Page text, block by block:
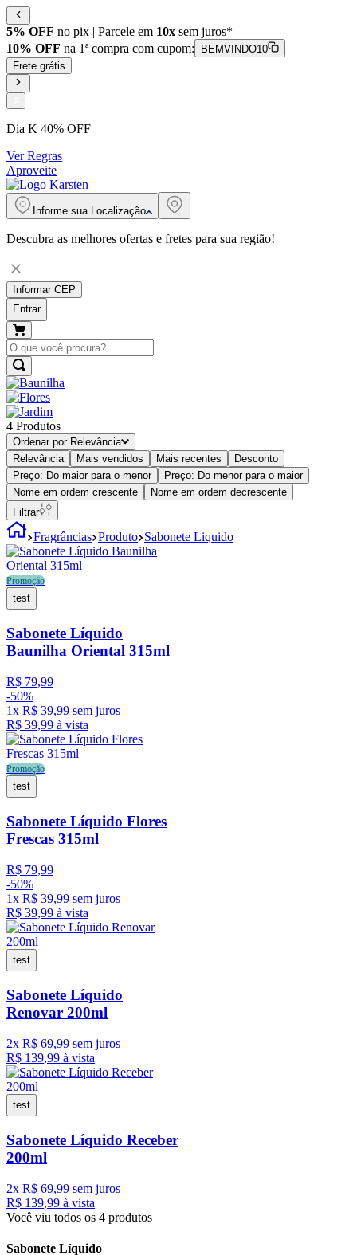
5% OFF no pix | Parcele em 10x sem juros*
10% OFF na 1ª compra com cupom:
BEMVINDO10
Frete grátis
Dia K 40% OFF
Ver Regras
Aproveite
Informe sua Localização
Descubra as melhores ofertas e fretes para sua região!
Informar CEP
Entrar
4 Produtos
Ordenar por Relevância
Relevância
Mais vendidos Mais recentes
Desconto
Preço: Do maior para o menor
Preço: Do menor para o maior
Nome em ordem crescente
Nome em ordem decrescente
Filtrar
Fragrâncias Produto Sabonete Liquido
Promoção
test
Sabonete Líquido
Baunilha Oriental 315ml
R$ 79,99
-50%
1x R$ 39,99 sem juros
R$ 39,99 à vista
Promoção
test
Sabonete Líquido Flores
Frescas 315ml
R$ 79,99
-50%
1x R$ 39,99 sem juros
R$ 39,99 à vista
test
Sabonete Líquido
Renovar 200ml
2x R$ 69,99 sem juros
R$ 139,99 à vista
test
Sabonete Líquido Receber
200ml
2x R$ 69,99 sem juros
R$ 139,99 à vista
Você viu todos os 4 produtos
Sabonete Líquido